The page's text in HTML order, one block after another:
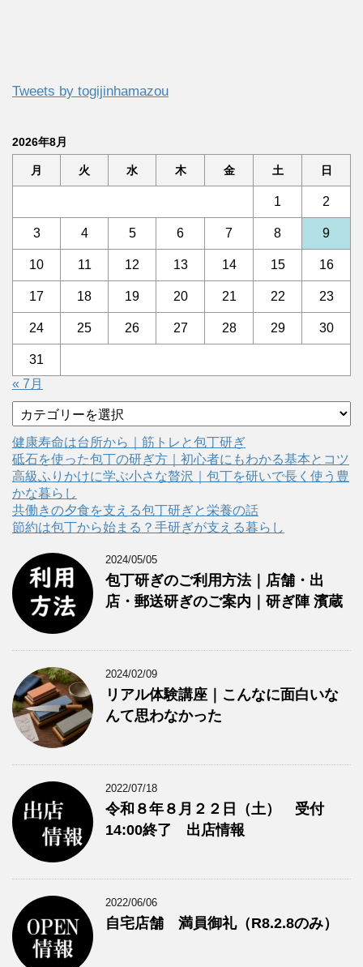
Tweets by togijinhamazou
2026年8月
月 火 水 木 金 土 日
1 2
3 4 5 6 7 8 9
10 11 12 13 14 15 16
17 18 19 20 21 22 23
24 25 26 27 28 29 30
31
« 7月
テ
ゴ
リ
ー
健康寿命は台所から｜筋トレと包丁研ぎ
砥石を使った包丁の研ぎ方｜初心者にもわかる基本とコツ
高級ふりかけに学ぶ小さな贅沢｜包丁を研いで長く使う豊
かな暮らし
共働きの夕食を支える包丁研ぎと栄養の話
節約は包丁から始まる？手研ぎが支える暮らし
2024/05/05
包丁研ぎのご利用方法｜店舗・出
店・郵送研ぎのご案内｜研ぎ陣 濱蔵
2024/02/09
リアル体験講座｜こんなに面白いな
んて思わなかった
2022/07/18
令和８年８月２２日（土） 受付
14:00終了 出店情報
2022/06/06
自宅店舗 満員御礼（R8.2.8のみ）